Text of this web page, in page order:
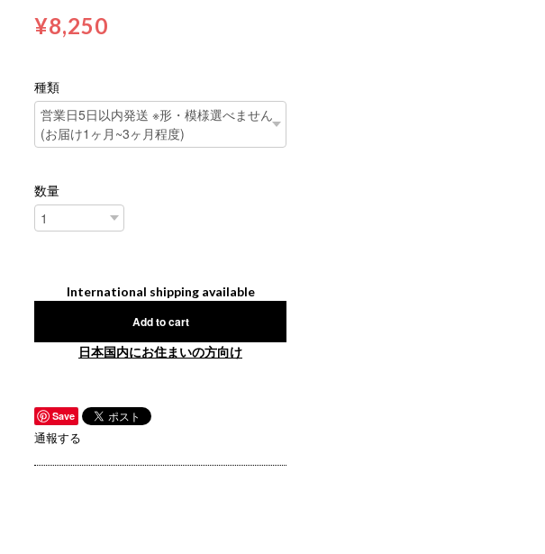
¥8,250
種類
数量
International shipping available
Add to cart
日本国内にお住まいの方向け
Save
通報する